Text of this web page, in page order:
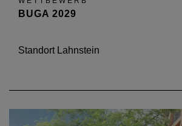
BUGA 2029
Standort Lahnstein